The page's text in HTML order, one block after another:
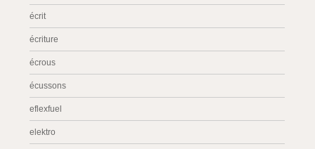
écrit
écriture
écrous
écussons
eflexfuel
elektro